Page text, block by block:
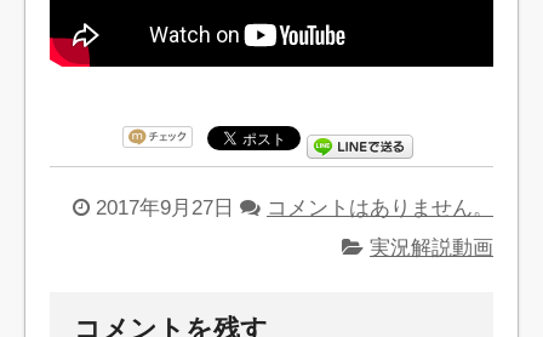
2017年9月27日
コメントはありません。
実況解説動画
コメントを残す